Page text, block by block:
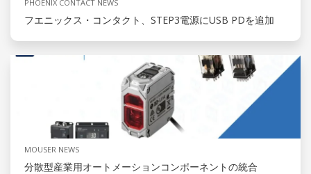
PHOENIX CONTACT NEWS
フエニックス・コンタクト、STEP3電源にUSB PDを追加
MOUSER NEWS
分散型産業用オートメーションコンポーネントの統合